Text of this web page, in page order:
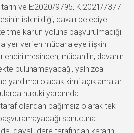
ve E:2020/9795, K:2021/7377
istenildiği, davalı belediye
kanun yoluna başvurulmadığı
yer verilen müdahaleye ilişkin
müdahilin, davanın
bulunamayacağı, yalnızca
yardımcı olacak kimi açıklamalar
hukuki yardımda
olandan bağımsız olarak tek
sonucuna
davalı idare tarafından kararın